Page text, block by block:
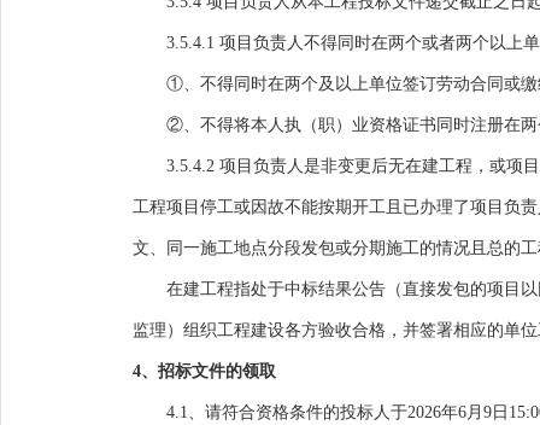
3.5.4.1 项目负责人不得同时在两个或者两个以上
①、不得同时在两个及以上单位签订劳动合同或
②、不得将本人执（职）业资格证书同时注册在
3.5.4.2 项目负责人是非变更后无在建工程，或项
工程项目停工或因故不能按期开工且已办理了项目负
文、同一施工地点分段发包或分期施工的情况且总的
在建工程指处于中标结果公告（直接发包的项目
监理）组织工程建设各方验收合格，并签署相应的单
4、招标文件的领取
4.1、请符合资格条件的投标人于2026年6月 9 日